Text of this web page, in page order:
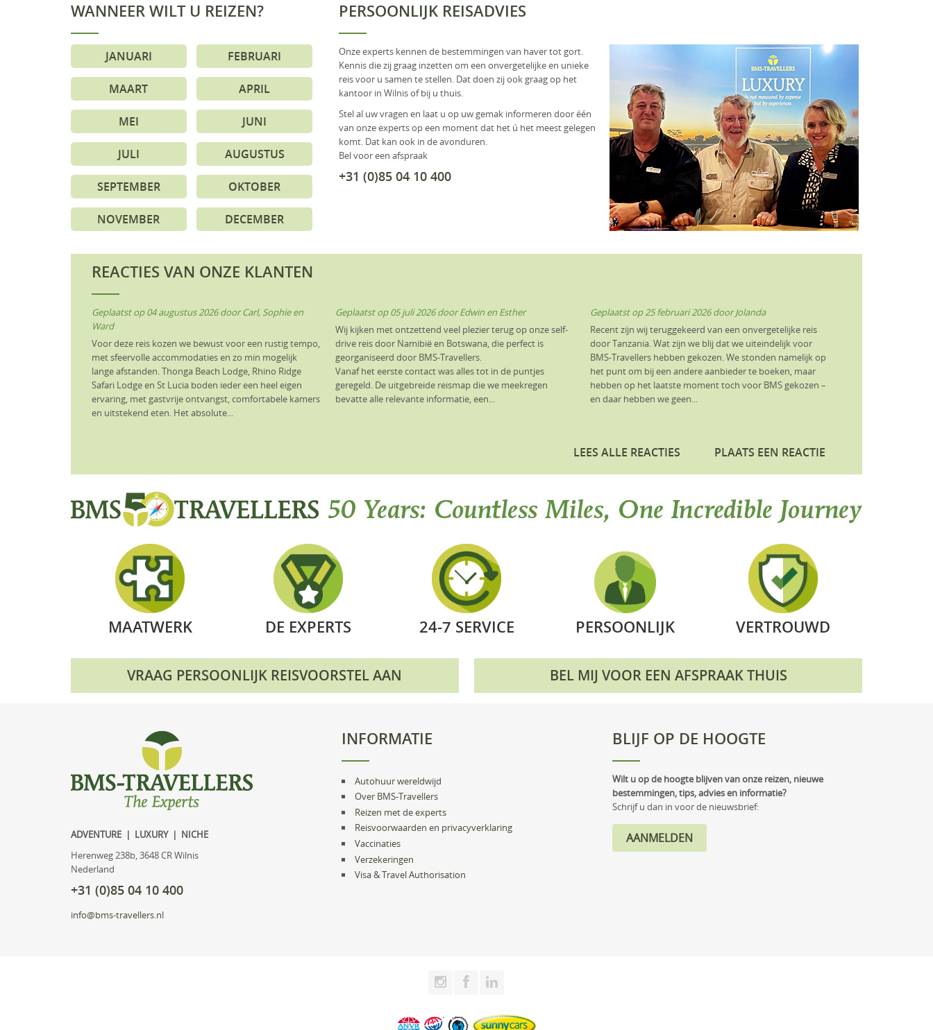
WANNEER WILT U REIZEN?
JANUARI FEBRUARI
MAART APRIL
MEI JUNI
JULI AUGUSTUS
SEPTEMBER OKTOBER
NOVEMBER DECEMBER
PERSOONLIJK REISADVIES
Onze experts kennen de bestemmingen van haver tot gort.
Kennis die zij graag inzetten om een onvergetelijke en unieke
reis voor u samen te stellen. Dat doen zij ook graag op het
kantoor in Wilnis of bij u thuis.
Stel al uw vragen en laat u op uw gemak informeren door één
van onze experts op een moment dat het ú het meest gelegen
komt. Dat kan ook in de avonduren.
Bel voor een afspraak
+31 (0)85 04 10 400
REACTIES VAN ONZE KLANTEN
Geplaatst op04 augustus 2026doorCarl, Sophie en
Ward
Voor deze reis kozen we bewust voor een rustig tempo,
met sfeervolle accommodaties en zo min mogelijk
lange afstanden. Thonga Beach Lodge, Rhino Ridge
Safari Lodge en St Lucia boden ieder een heel eigen
ervaring, met gastvrije ontvangst, comfortabele kamers
en uitstekend eten. Het absolute...
Geplaatst op05 juli 2026doorEdwin en Esther
Wij kijken met ontzettend veel plezier terug op onze self-
drive reis door Namibië en Botswana, die perfect is
georganiseerd door BMS-Travellers.
Vanaf het eerste contact was alles tot in de puntjes
geregeld. De uitgebreide reismap die we meekregen
bevatte alle relevante informatie, een...
Geplaatst op25 februari 2026doorJolanda
Recent zijn wij teruggekeerd van een onvergetelijke reis
door Tanzania. Wat zijn we blij dat we uiteindelijk voor
BMS-Travellers hebben gekozen. We stonden namelijk op
het punt om bij een andere aanbieder te boeken, maar
hebben op het laatste moment toch voor BMS gekozen –
en daar hebben we geen...
LEES ALLE REACTIES PLAATS EEN REACTIE
MAATWERK DE EXPERTS 24-7 SERVICE PERSOONLIJK VERTROUWD
VRAAG PERSOONLIJK REISVOORSTEL AAN BEL MIJ VOOR EEN AFSPRAAK THUIS
ADVENTURE | LUXURY | NICHE
Herenweg 238b, 3648 CR Wilnis
Nederland
+31 (0)85 04 10 400
info@bms-travellers.nl
INFORMATIE
Autohuur wereldwijd
Over BMS-Travellers
Reizen met de experts
Reisvoorwaarden en privacyverklaring
Vaccinaties
Verzekeringen
Visa & Travel Authorisation
BLIJF OP DE HOOGTE
Wilt u op de hoogte blijven van onze reizen, nieuwe
bestemmingen, tips, advies en informatie?
Schrijf u dan in voor de nieuwsbrief: